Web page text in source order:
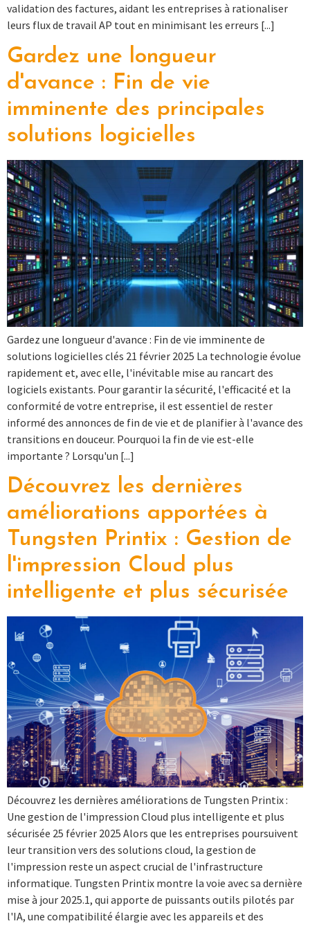
validation des factures, aidant les entreprises à rationaliser
leurs flux de travail AP tout en minimisant les erreurs [...]
Gardez une longueur
d'avance : Fin de vie
imminente des principales
solutions logicielles
Gardez une longueur d'avance : Fin de vie imminente de
solutions logicielles clés 21 février 2025 La technologie évolue
rapidement et, avec elle, l'inévitable mise au rancart des
logiciels existants. Pour garantir la sécurité, l'efficacité et la
conformité de votre entreprise, il est essentiel de rester
informé des annonces de fin de vie et de planifier à l'avance des
transitions en douceur. Pourquoi la fin de vie est-elle
importante ? Lorsqu'un [...]
Découvrez les dernières
améliorations apportées à
Tungsten Printix : Gestion de
l'impression Cloud plus
intelligente et plus sécurisée
Découvrez les dernières améliorations de Tungsten Printix :
Une gestion de l'impression Cloud plus intelligente et plus
sécurisée 25 février 2025 Alors que les entreprises poursuivent
leur transition vers des solutions cloud, la gestion de
l'impression reste un aspect crucial de l'infrastructure
informatique. Tungsten Printix montre la voie avec sa dernière
mise à jour 2025.1, qui apporte de puissants outils pilotés par
l'IA, une compatibilité élargie avec les appareils et des